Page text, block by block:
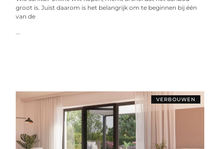
groot is. Juist daarom is het belangrijk om te beginnen bij één
van de
...
VERBOUWEN